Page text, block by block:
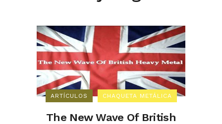
ARTÍCULOS CHAQUETA METÁLICA
The New Wave Of British